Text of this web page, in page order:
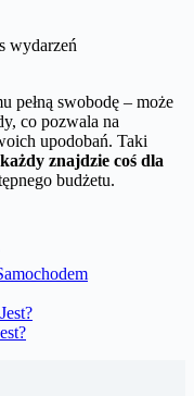
wydarzeń
pełną swobodę – może
co pozwala na
upodobań. Taki
każdy znajdzie coś dla
budżetu.